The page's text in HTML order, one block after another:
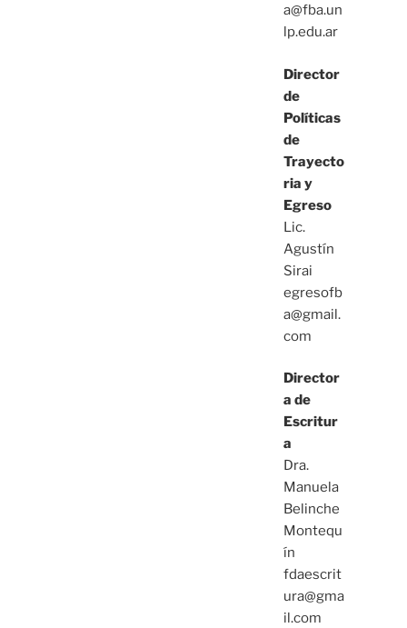
a@fba.un
lp.edu.ar
Director
de
Políticas
de
Trayecto
ria y
Egreso
Lic.
Agustín
Sirai
egresofb
a@gmail.
com
Director
a de
Escritur
a
Dra.
Manuela
Belinche
Montequ
ín
fdaescrit
ura@gma
il.com